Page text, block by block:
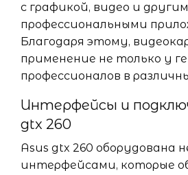
с графикой, видео и
профессиональными
Благодаря этому,
применение не только у
профессионалов в
Интерфейсы и
gtx 260
Asus gtx 260 оборудована
интерфейсами, которые